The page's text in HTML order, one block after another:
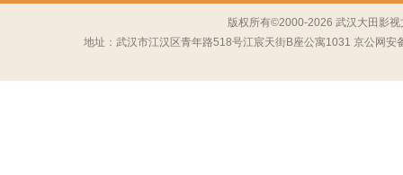
版权所有©2000-2026 武汉大田
地址：武汉市江汉区青年路518号江宸天街B座公寓1031 京公